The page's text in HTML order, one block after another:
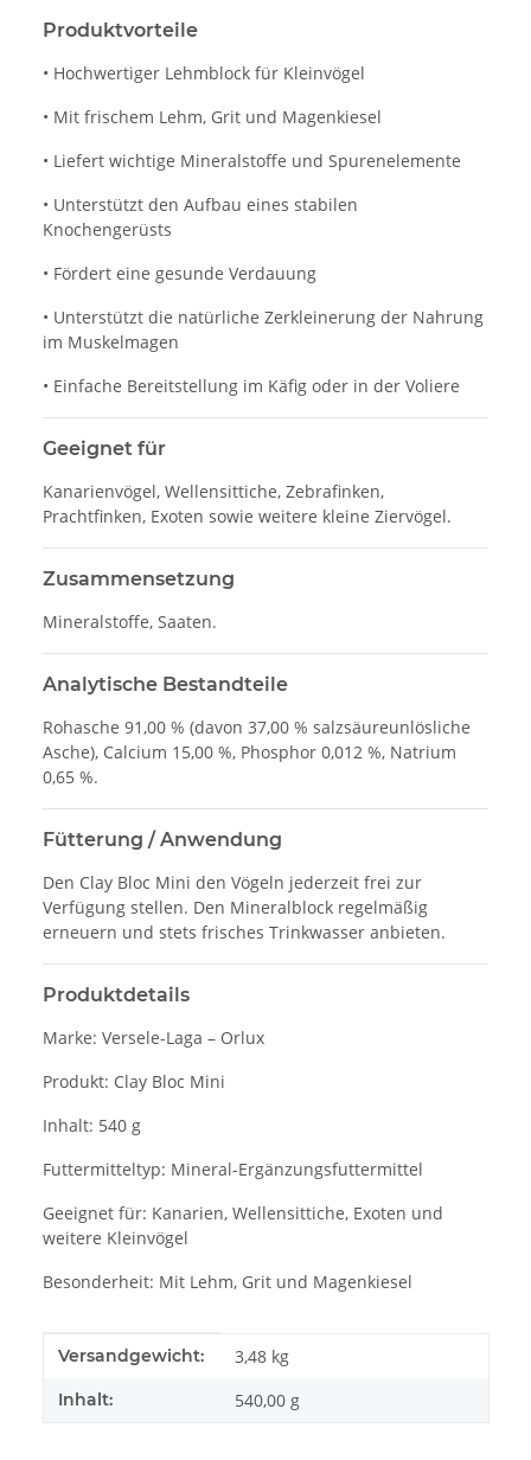
Produktvorteile
• Hochwertiger Lehmblock für Kleinvögel
• Mit frischem Lehm, Grit und Magenkiesel
• Liefert wichtige Mineralstoffe und Spurenelemente
• Unterstützt den Aufbau eines stabilen
Knochengerüsts
• Fördert eine gesunde Verdauung
• Unterstützt die natürliche Zerkleinerung der Nahrung
im Muskelmagen
• Einfache Bereitstellung im Käfig oder in der Voliere
Geeignet für
Kanarienvögel, Wellensittiche, Zebrafinken,
Prachtfinken, Exoten sowie weitere kleine Ziervögel.
Zusammensetzung
Mineralstoffe, Saaten.
Analytische Bestandteile
Rohasche 91,00 % (davon 37,00 % salzsäureunlösliche
Asche), Calcium 15,00 %, Phosphor 0,012 %, Natrium
0,65 %.
Fütterung / Anwendung
Den Clay Bloc Mini den Vögeln jederzeit frei zur
Verfügung stellen. Den Mineralblock regelmäßig
erneuern und stets frisches Trinkwasser anbieten.
Produktdetails
Marke: Versele-Laga – Orlux
Produkt: Clay Bloc Mini
Inhalt: 540 g
Futtermitteltyp: Mineral-Ergänzungsfuttermittel
Geeignet für: Kanarien, Wellensittiche, Exoten und
weitere Kleinvögel
Besonderheit: Mit Lehm, Grit und Magenkiesel
Produkteigenschaft
Wert
Versandgewicht: 3,48 kg
Inhalt: 540,00 g